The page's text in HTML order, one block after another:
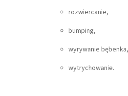
rozwiercanie,
bumping,
wyrywanie bębenka,
wytrychowanie.